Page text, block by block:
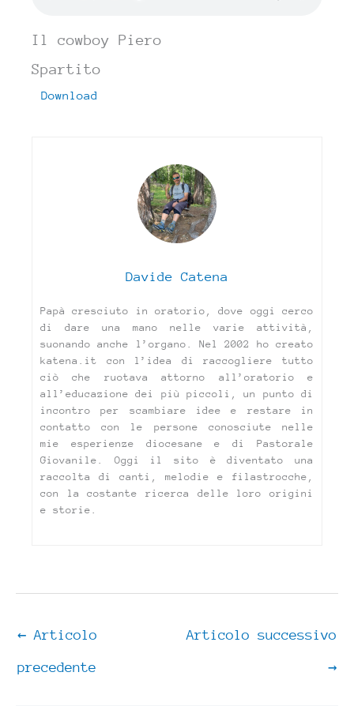
Il cowboy Piero
Spartito
Download
Davide Catena
Papà cresciuto in oratorio, dove oggi cerco
di dare una mano nelle varie attività,
suonando anche l’organo. Nel 2002 ho creato
katena.it con l’idea di raccogliere tutto
ciò che ruotava attorno all’oratorio e
all’educazione dei più piccoli, un punto di
incontro per scambiare idee e restare in
contatto con le persone conosciute nelle
mie esperienze diocesane e di Pastorale
Giovanile. Oggi il sito è diventato una
raccolta di canti, melodie e filastrocche,
con la costante ricerca delle loro origini
e storie.
← Articolo
precedente
Articolo successivo
→